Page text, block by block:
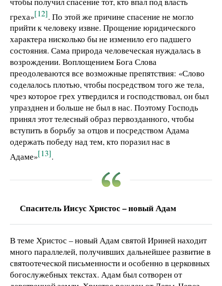
греха»[12]. По этой же причине спасение не могло
прийти к человеку извне. Прощение юридического
характера нисколько бы не изменило его падшего
состояния. Сама природа человеческая нуждалась в
возрождении. Воплощением Бога Слова
преодолеваются все возможные препятствия: «Слово
соделалось плотью, чтобы посредством того же тела,
чрез которое грех утвердился и господствовал, он был
упразднен и больше не был в нас. Поэтому Господь
принял этот телесный образ первозданного, чтобы
вступить в борьбу за отцов и посредством Адама
одержать победу над тем, кто поразил нас в
Адаме»[13].
Спаситель Иисус Христос – новый Адам
В теме Христос – новый Адам святой Ириней находит
много параллелей, получивших дальнейшее развитие в
святоотеческой письменности и особенно в церковных
богослужебных текстах. Адам был сотворен от